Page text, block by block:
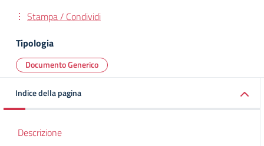
Stampa / Condividi
Tipologia
Documento Generico
Indice della pagina
Descrizione